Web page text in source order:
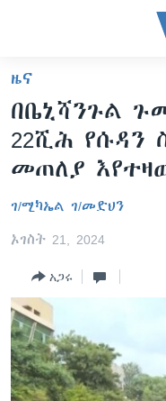
ማገናኛዎች
ዋናው
ይዘት
እለፍ
ዋናው
እለፍ
ይዘት
እለፍ
ኢትዮጵያ
ኑሮ በጤንነት
ጋቢና ቪኦኤ
Learning English
ይከተሉን
ዜና
በቤኒሻንጉል
22ሺሕ የሱዳን
መጠለያ
ገ/ሚካኤል ገ/መድህን
ኦገስት 21, 2024
አጋሩ